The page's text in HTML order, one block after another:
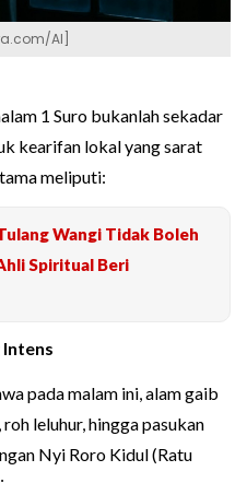
AI]
1 Suro bukanlah sekadar
kearifan lokal yang sarat
meliputi:
Wangi Tidak Boleh
Spiritual Beri
pada malam ini, alam gaib
leluhur, hingga pasukan
Nyi Roro Kidul (Ratu